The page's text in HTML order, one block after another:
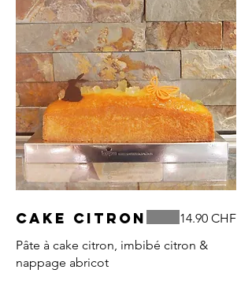
Cake citron
Pâte à cake citron, imbibé citron &
nappage abricot
14.90 CHF